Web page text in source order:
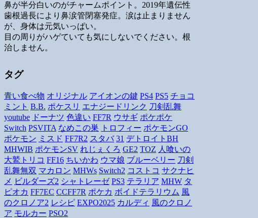
鼻が半分白いのがチャームポイント。2019年遺伝性
歯根過長により鼻涙管閉塞発症。涙は止まりません
が、身体は元気いっぱい。
目の周りがハゲていても気にしないでください。根
治しません。
タグ
青い食べ物 オリジナル アイオンの鍵 PS4 PS5 チョコ
ミント B.B. ポケスリ エナジードリンク 刀剣乱舞
youtube ドーナツ 色違い FF7R ウサギ ポケポケ
Switch PSVITA なめこの巣 トロフィー ポケモンGO
ポケモン ミスド FF7R2 スタバ 31 デトロイトBH
MHWIB ポケモンSV れじぇくろ GE2 TOZ 人喰いの
大鷲トリコ FF16 ちいかわ ウマ娘 ブルーベリー 刀剣
乱舞無双 マカロン MHWs Switch2 コストコ サクナヒ
メ ビルダーズ2 シャトレーゼ PS3 テラリア MHW タ
ピオカ FF7EC CCFF7R ポケカ ボイドテラリウム 風
のクロノア2 レシピ EXPO2025 カルディ 風のクロノ
ア モルカー PSO2